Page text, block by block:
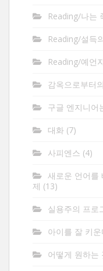
Reading/나는
Reading/설득
Reading/예언
감옥으로부터
구글 엔지니어
대화 (7)
사피엔스 (4)
새로운 언어를
제 (13)
실용주의 프로
아이를 잘 키운
어떻게 원하는